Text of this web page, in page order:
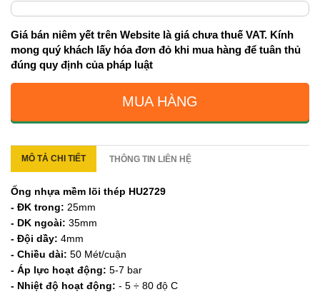
Giá bán niêm yết trên Website là giá chưa thuế VAT. Kính
mong quý khách lấy hóa đơn đỏ khi mua hàng để tuân thủ
đúng quy định của pháp luật
MUA HÀNG
MÔ TẢ CHI TIẾT THÔNG TIN LIÊN HỆ
Ống nhựa mềm lõi thép HU2729
- ĐK trong: 25mm
- DK ngoài: 35mm
- Đội dầy: 4mm
- Chiều dài: 50 Mét/cuận
- Áp lực hoạt động: 5-7 bar
- Nhiệt độ hoạt động: - 5 ÷ 80 độ C